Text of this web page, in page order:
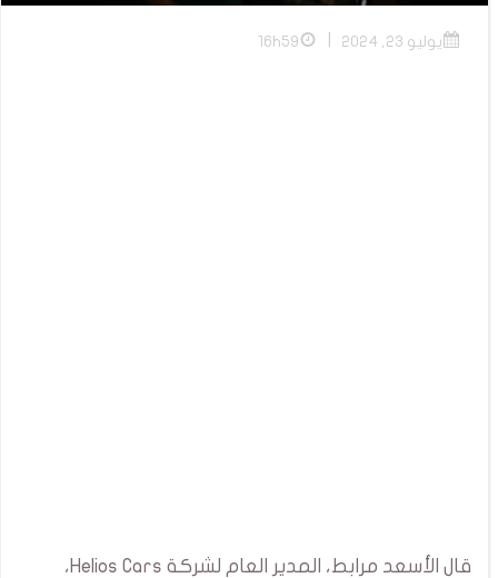
يوليو 23, 2024 16h59
قال الأسعد مرابط، المدير العام لشركة Helios Cars،